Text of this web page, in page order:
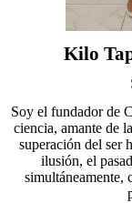
Kilo
Soy el fundador de
ciencia, amante de
superación del ser
ilusión, el
simultáneamente,